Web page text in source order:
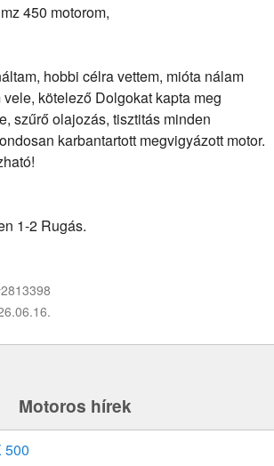
450 motorom,
hobbi célra vettem, mióta nálam
kötelező Dolgokat kapta meg
szűrő olajozás, tisztitás minden
karbantartott megvigyázott motor.
1-2 Rugás.
Motoros hírek